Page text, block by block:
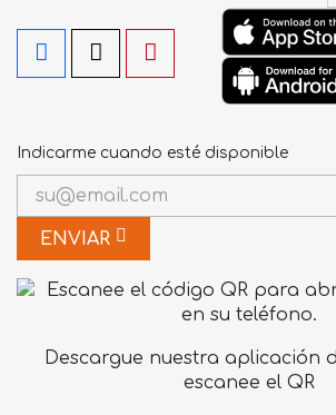
Indicarme cuando esté disponible
ENVIAR
Descargue nuestra aplicación
escanee el QR